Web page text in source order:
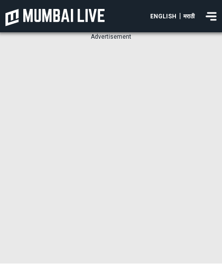
ENGLISH मराठी
Advertisement